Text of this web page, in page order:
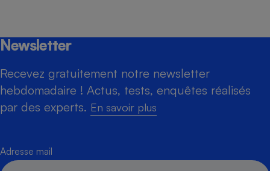
Newsletter
Recevez gratuitement notre newsletter
hebdomadaire ! Actus, tests, enquêtes réalisés
par des experts. En savoir plus
Adresse mail